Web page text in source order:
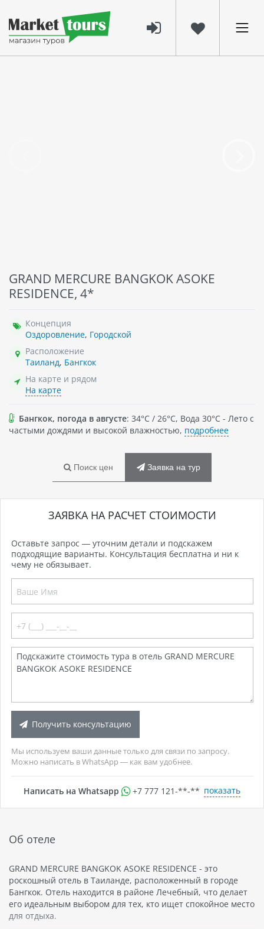
GRAND MERCURE BANGKOK ASOKE
RESIDENCE, 4*
Концепция
Оздоровление, Городской
Расположение
Таиланд, Бангкок
На карте и рядом
На карте
Бангкок, погода в августе: 34°C / 26°C, Вода 30°C - Лето с
частыми дождями и высокой влажностью, подробнее
Поиск цен Заявка на тур
ЗАЯВКА НА РАСЧЕТ СТОИМОСТИ
Оставьте запрос — уточним детали и подскажем
подходящие варианты. Консультация бесплатна и ни к
чему не обязывает.
Получить консультацию
Мы используем ваши данные только для связи по запросу.
Можно написать в WhatsApp — как вам удобнее.
Написать на Whatsapp +7 777 121-**-** показать
Об отеле
GRAND MERCURE BANGKOK ASOKE RESIDENCE - это
роскошный отель в Таиланде, расположенный в городе
Бангкок. Отель находится в районе Лечебный, что делает
его идеальным выбором для тех, кто ищет спокойное место
для отдыха.